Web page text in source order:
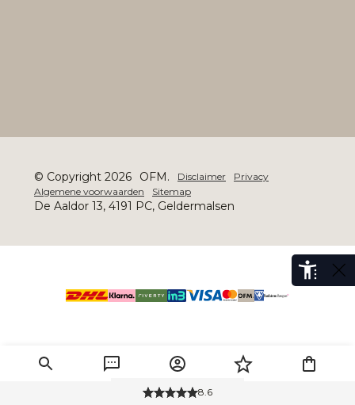
© Copyright 2026 OFM. Disclaimer
Privacy
Algemene voorwaarden
Sitemap
De Aaldor 13, 4191 PC, Geldermalsen
8.6